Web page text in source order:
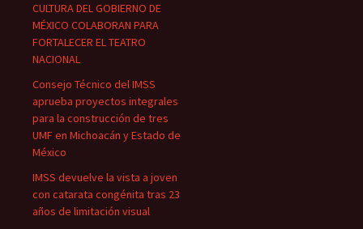
CULTURA DEL GOBIERNO DE
MÉXICO COLABORAN PARA
FORTALECER EL TEATRO
NACIONAL
Consejo Técnico del IMSS
aprueba proyectos integrales
para la construcción de tres
UMF en Michoacán y Estado de
México
IMSS devuelve la vista a joven
con catarata congénita tras 23
años de limitación visual